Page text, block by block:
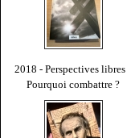
2018 - Perspectives libres
Pourquoi combattre ?